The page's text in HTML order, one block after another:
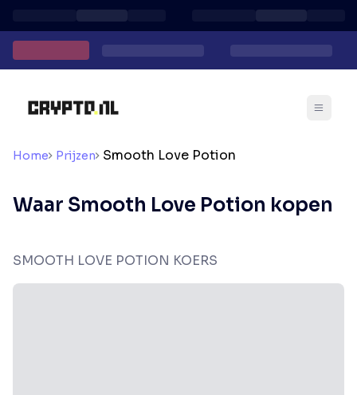
Home Prijzen Smooth Love Potion
Waar Smooth Love Potion kopen
SMOOTH LOVE POTION KOERS